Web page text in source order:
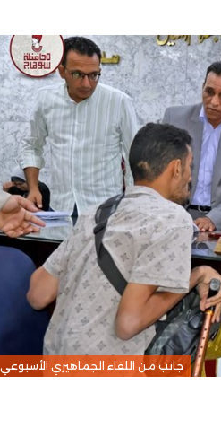
جانب من اللقاء الجماهيري الأسبوعي